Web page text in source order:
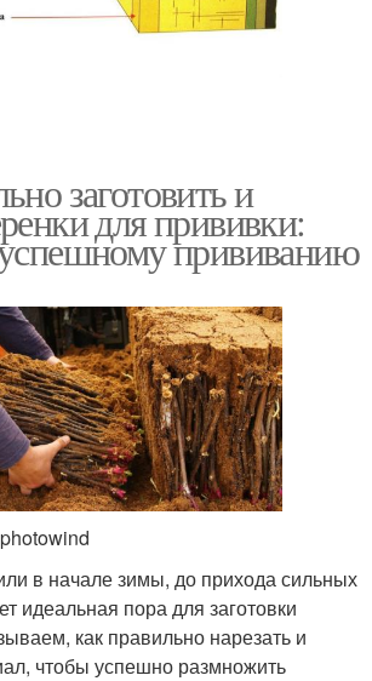
заготовить и
для прививки:
прививанию
в начале зимы, до прихода сильных
идеальная пора для заготовки
как правильно нарезать и
чтобы успешно размножить